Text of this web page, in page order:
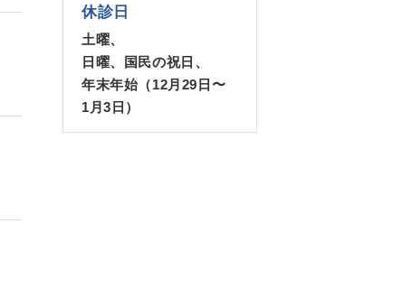
休診日
土曜、
日曜、国民の祝日、
年末年始（12月29日〜
1月3日）